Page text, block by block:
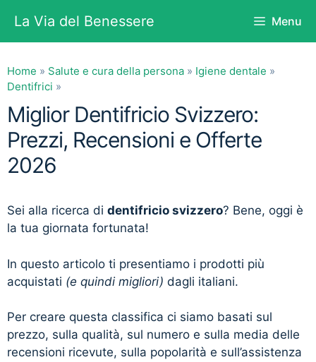
contenuto
La Via del Benessere Menu
Home » Salute e cura della persona » Igiene dentale »
Dentifrici »
Miglior Dentifricio Svizzero:
Prezzi, Recensioni e Offerte
2026
Sei alla ricerca di dentifricio svizzero? Bene, oggi è
la tua giornata fortunata!
In questo articolo ti presentiamo i prodotti più
acquistati (e quindi migliori) dagli italiani.
Per creare questa classifica ci siamo basati sul
prezzo, sulla qualità, sul numero e sulla media delle
recensioni ricevute, sulla popolarità e sull’assistenza